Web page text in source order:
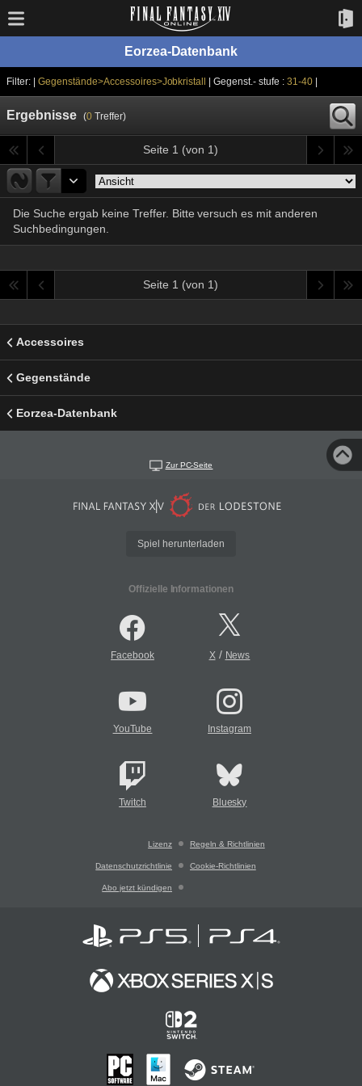
Eorzea-Datenbank
Filter: | Gegenstände>Accessoires>Jobkristall | Gegenst.- stufe :31-40|
Ergebnisse (0Treffer)
Seite 1 (von 1)
Die Suche ergab keine Treffer. Bitte versuch es mit anderen
Suchbedingungen.
Seite 1 (von 1)
Accessoires
Gegenstände
Eorzea-Datenbank
Zur PC-Seite
Spiel herunterladen
Offizielle Informationen
Facebook X/ News
YouTube Instagram
Twitch Bluesky
Lizenz Regeln & Richtlinien
Datenschutzrichtlinie Cookie-Richtlinien
Abo jetzt kündigen